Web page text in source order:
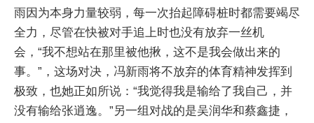
雨因为本身力量较弱，每一次抬起障碍桩时都需要竭尽
全力，尽管在快被对手追上时也没有放弃一丝机
会，“我不想站在那里被他揪，这不是我会做出来的
事。”，这场对决，冯新雨将不放弃的体育精神发挥到
极致，也她正如所说：“我觉得我是输给了我自己，并
没有输给张逍逸。”另一组对战的是吴润华和蔡鑫捷，